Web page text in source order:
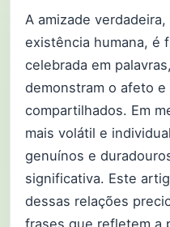
A amizade
existência humana, é
celebrada em
demonstram o afeto e
compartilhados. Em
mais volátil e
genuínos e
significativa. Este
dessas relações
frases que refletem a